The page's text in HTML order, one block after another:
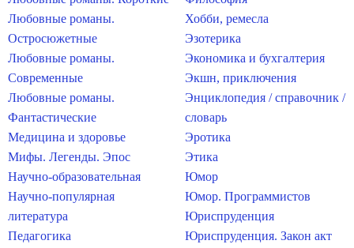
Любовные романы.
Остросюжетные
Любовные романы.
Современные
Любовные романы.
Фантастические
Медицина и здоровье
Мифы. Легенды. Эпос
Научно-образовательная
Научно-популярная
литература
Педагогика
Хобби, ремесла
Эзотерика
Экономика и бухгалтерия
Экшн, приключения
Энциклопедия / справочник /
словарь
Эротика
Этика
Юмор
Юмор. Программистов
Юриспруденция
Юриспруденция. Закон акт